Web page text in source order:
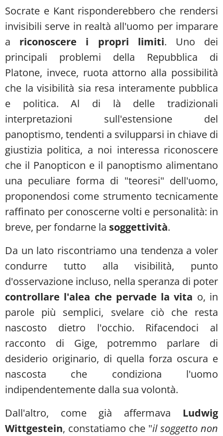
Socrate e Kant risponderebbero che rendersi
invisibili serve in realtà all'uomo per imparare
a riconoscere i propri limiti. Uno dei
principali problemi della Repubblica di
Platone, invece, ruota attorno alla possibilità
che la visibilità sia resa interamente pubblica
e politica. Al di là delle tradizionali
interpretazioni sull'estensione del
panoptismo, tendenti a svilupparsi in chiave di
giustizia politica, a noi interessa riconoscere
che il Panopticon e il panoptismo alimentano
una peculiare forma di "teoresi" dell'uomo,
proponendosi come strumento tecnicamente
raffinato per conoscerne volti e personalità: in
breve, per fondarne la soggettività.
Da un lato riscontriamo una tendenza a voler
condurre tutto alla visibilità, punto
d'osservazione incluso, nella speranza di poter
controllare l'alea che pervade la vita o, in
parole più semplici, svelare ciò che resta
nascosto dietro l'occhio. Rifacendoci al
racconto di Gige, potremmo parlare di
desiderio originario, di quella forza oscura e
nascosta che condiziona l'uomo
indipendentemente dalla sua volontà.
Dall'altro, come già affermava Ludwig
Wittgestein, constatiamo che "il soggetto non